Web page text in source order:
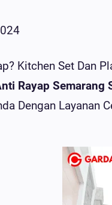
Kitchen Set Dan
Rayap Semarang
Dengan Layanan